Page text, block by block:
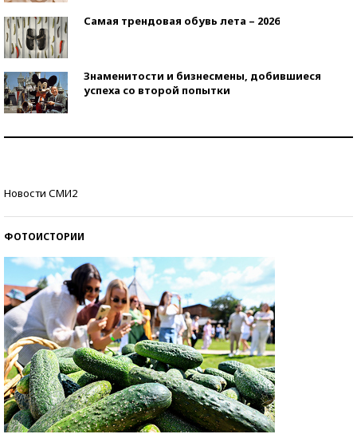
Самая трендовая обувь лета – 2026
Знаменитости и бизнесмены, добившиеся
успеха со второй попытки
Новости СМИ2
ФОТОИСТОРИИ